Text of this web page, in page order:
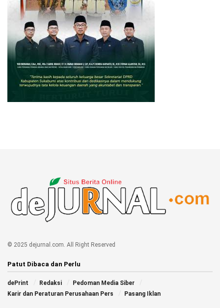
© 2025 dejurnal.com. All Right Reserved
Patut Dibaca dan Perlu
dePrint Redaksi
Pedoman Media Siber
Karir dan Peraturan Perusahaan Pers
Pasang Iklan